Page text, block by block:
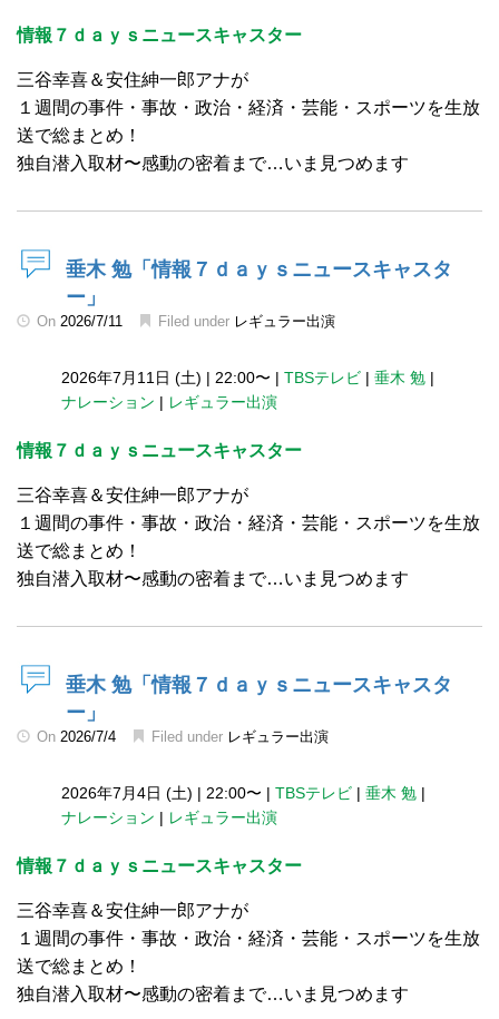
情報７ｄａｙｓニュースキャスター
三谷幸喜＆安住紳一郎アナが
１週間の事件・事故・政治・経済・芸能・スポーツを生放
送で総まとめ！
独自潜入取材〜感動の密着まで…いま見つめます
垂木 勉「情報７ｄａｙｓニュースキャスタ
ー」
On 2026/7/11 Filed under レギュラー出演
2026年7月11日 (土) | 22:00〜 | TBSテレビ | 垂木 勉 |
ナレーション | レギュラー出演
情報７ｄａｙｓニュースキャスター
三谷幸喜＆安住紳一郎アナが
１週間の事件・事故・政治・経済・芸能・スポーツを生放
送で総まとめ！
独自潜入取材〜感動の密着まで…いま見つめます
垂木 勉「情報７ｄａｙｓニュースキャスタ
ー」
On 2026/7/4 Filed under レギュラー出演
2026年7月4日 (土) | 22:00〜 | TBSテレビ | 垂木 勉 |
ナレーション | レギュラー出演
情報７ｄａｙｓニュースキャスター
三谷幸喜＆安住紳一郎アナが
１週間の事件・事故・政治・経済・芸能・スポーツを生放
送で総まとめ！
独自潜入取材〜感動の密着まで…いま見つめます